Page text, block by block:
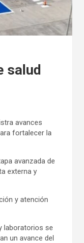
salud
avances
fortalecer la
avanzada de
externa y
y atención
laboratorios se
un avance del